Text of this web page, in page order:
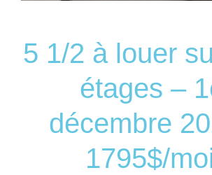
5 1/2 à louer
étages –
décembre
1795$/